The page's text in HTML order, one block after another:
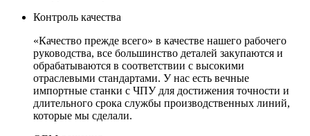
Контроль качества
«Качество прежде всего» в качестве нашего рабочего
руководства, все большинство деталей закупаются и
обрабатываются в соответствии с высокими
отраслевыми стандартами. У нас есть вечные
импортные станки с ЧПУ для достижения точности и
длительного срока службы производственных линий,
которые мы сделали.